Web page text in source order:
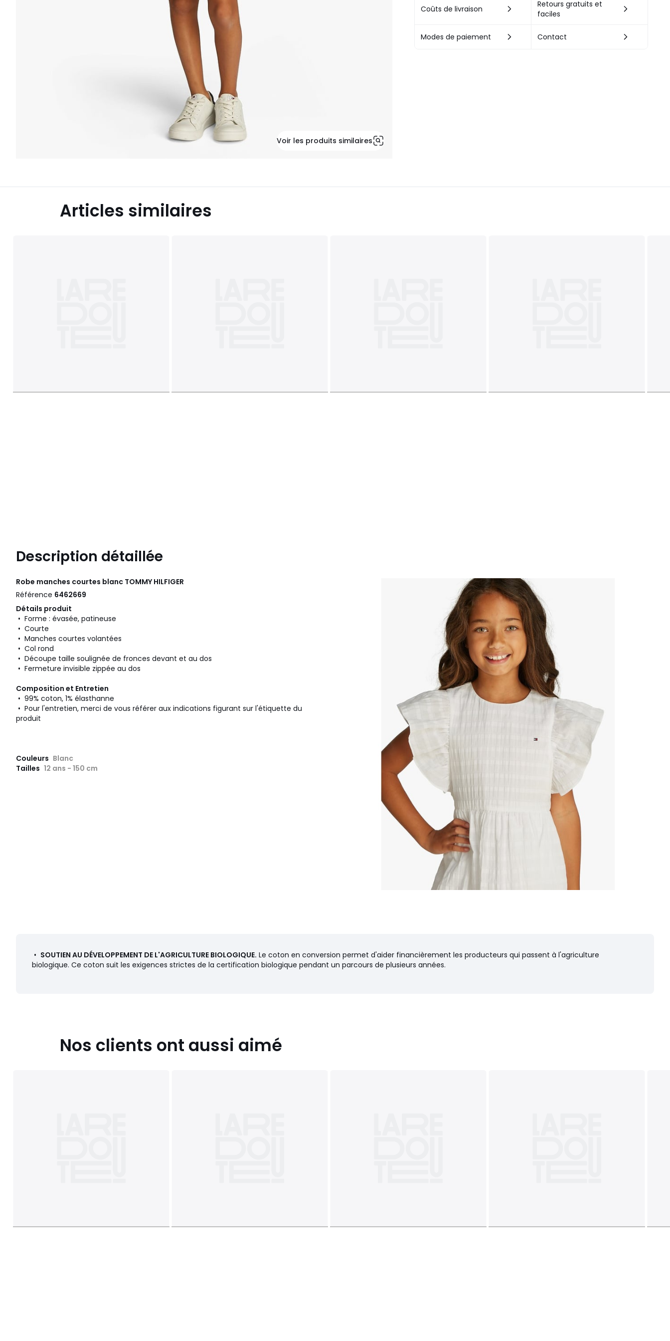
Voir les produits similaires
Coûts de livraison
Retours gratuits et
faciles
Modes de paiement Contact
Articles similaires
Description détaillée
Robe manches courtes blanc TOMMY HILFIGER
Référence 6462669
Détails produit
• Forme : évasée, patineuse
• Courte
• Manches courtes volantées
• Col rond
• Découpe taille soulignée de fronces devant et au dos
• Fermeture invisible zippée au dos
Composition et Entretien
• 99% coton, 1% élasthanne
• Pour l'entretien, merci de vous référer aux indications figurant sur l'étiquette du
produit
Couleurs Blanc
Tailles 12 ans - 150 cm
• SOUTIEN AU DÉVELOPPEMENT DE L'AGRICULTURE BIOLOGIQUE. Le coton en conversion permet d'aider financièrement les producteurs qui passent à l'agriculture
biologique. Ce coton suit les exigences strictes de la certification biologique pendant un parcours de plusieurs années.
Nos clients ont aussi aimé